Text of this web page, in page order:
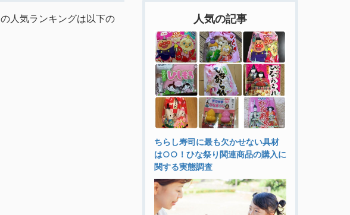
人気ランキングは以下の
人気の記事
ちらし寿司に最も欠かせない具材
は○○！ひな祭り関連商品の購入に
関する実態調査